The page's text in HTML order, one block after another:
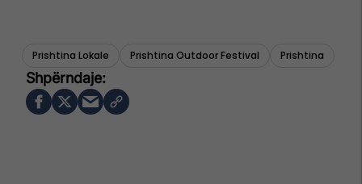
Prishtina Lokale Prishtina Outdoor Festival Prishtina